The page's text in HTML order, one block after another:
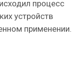
процесс
устройств
применении.